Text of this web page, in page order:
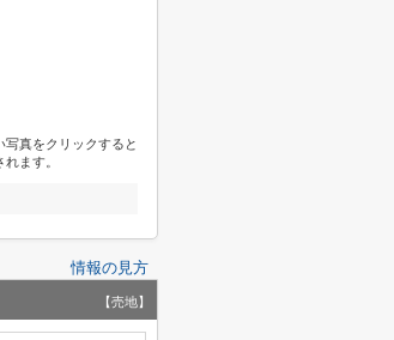
真をクリックすると
ます。
情報の見方
【売地】